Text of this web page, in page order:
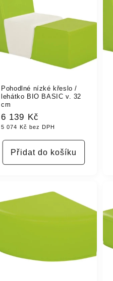
Pohodlné nízké křeslo /
lehátko BIO BASIC v. 32
cm
Běžná
cena
6 139 Kč
5 074 Kč bez DPH
Přidat do košíku